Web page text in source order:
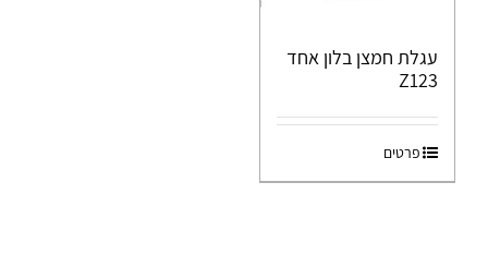
עגלת חמצן בלון אחד
Z123
פרטים